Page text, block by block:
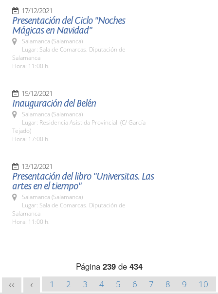
17/12/2021
Presentación del Ciclo "Noches
Mágicas en Navidad"
Salamanca (Salamanca)
Lugar: Sala de Comarcas. Diputación de
Salamanca
Hora: 11:00 h.
15/12/2021
Inauguración del Belén
Salamanca (Salamanca)
Lugar: Residencia Asistida Provincial. (C/ García
Tejado)
Hora: 17:00 h.
13/12/2021
Presentación del libro "Universitas. Las
artes en el tiempo"
Salamanca (Salamanca)
Lugar: Sala de Comarcas. Diputación de
Salamanca
Hora: 11:00 h.
Página 239de 434
<< < 1 2 3 4 5 6 7 8 9
10